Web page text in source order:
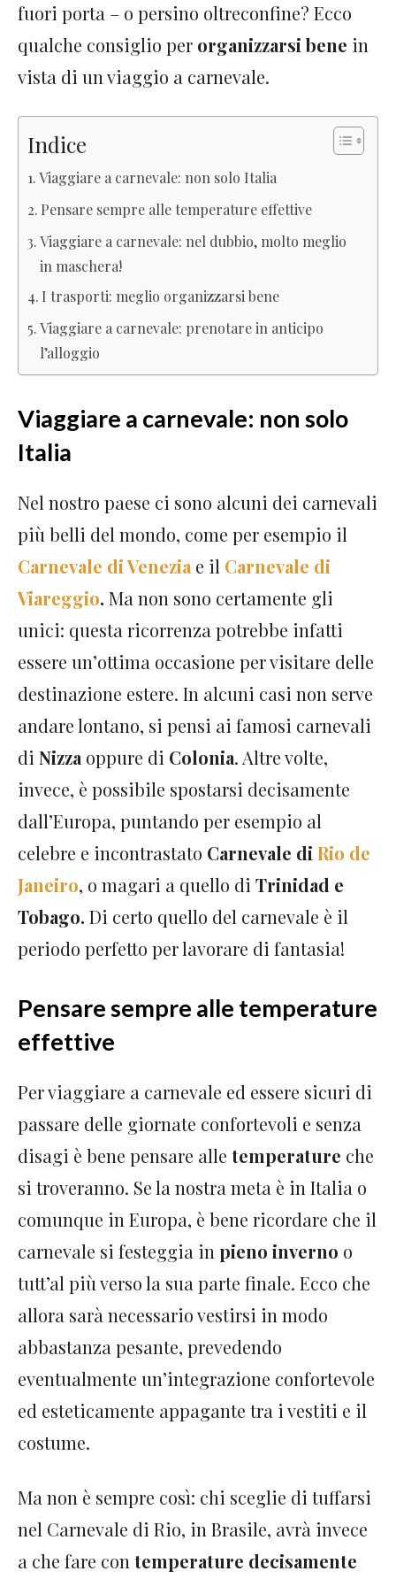
fuori porta – o persino oltreconfine? Ecco
qualche consiglio per organizzarsi bene in
vista di un viaggio a carnevale.
Indice
Viaggiare a carnevale: non solo Italia
Pensare sempre alle temperature effettive
Viaggiare a carnevale: nel dubbio, molto meglio
in maschera!
I trasporti: meglio organizzarsi bene
Viaggiare a carnevale: prenotare in anticipo
l’alloggio
Viaggiare a carnevale: non solo
Italia
Nel nostro paese ci sono alcuni dei carnevali
più belli del mondo, come per esempio il
Carnevale di Venezia e il Carnevale di
Viareggio. Ma non sono certamente gli
unici: questa ricorrenza potrebbe infatti
essere un’ottima occasione per visitare delle
destinazione estere. In alcuni casi non serve
andare lontano, si pensi ai famosi carnevali
di Nizza oppure di Colonia. Altre volte,
invece, è possibile spostarsi decisamente
dall’Europa, puntando per esempio al
celebre e incontrastato Carnevale di Rio de
Janeiro, o magari a quello di Trinidad e
Tobago. Di certo quello del carnevale è il
periodo perfetto per lavorare di fantasia!
Pensare sempre alle temperature
effettive
Per viaggiare a carnevale ed essere sicuri di
passare delle giornate confortevoli e senza
disagi è bene pensare alle temperature che
si troveranno. Se la nostra meta è in Italia o
comunque in Europa, è bene ricordare che il
carnevale si festeggia in pieno inverno o
tutt’al più verso la sua parte finale. Ecco che
allora sarà necessario vestirsi in modo
abbastanza pesante, prevedendo
eventualmente un’integrazione confortevole
ed esteticamente appagante tra i vestiti e il
costume.
Ma non è sempre così: chi sceglie di tuffarsi
nel Carnevale di Rio, in Brasile, avrà invece
a che fare con temperature decisamente